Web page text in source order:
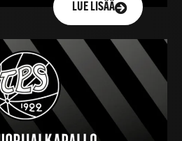
LUE LISÄÄ